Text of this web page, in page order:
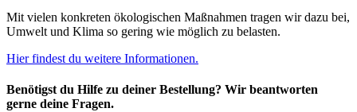
Mit vielen konkreten ökologischen Maßnahmen tragen wir dazu bei,
Umwelt und Klima so gering wie möglich zu belasten.
Hier findest du weitere Informationen.
Benötigst du Hilfe zu deiner Bestellung? Wir beantworten
gerne deine Fragen.